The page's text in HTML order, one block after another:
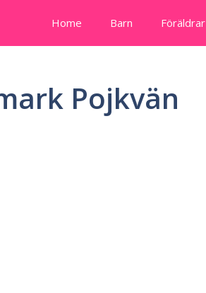
Home Barn Föräldrar
Pojkvän